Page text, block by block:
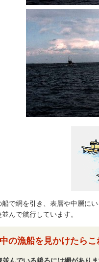
で網を引き、表層や中層に
んで航行しています。
の漁船を見かけたらこ